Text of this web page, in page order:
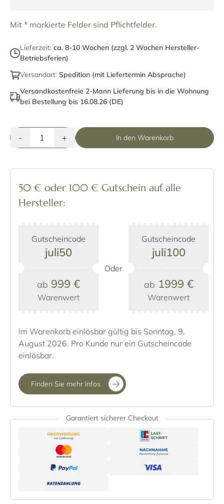
Mit * markierte Felder sind Pflichtfelder.
Lieferzeit: ca. 8-10 Wochen (zzgl. 2 Wochen Hersteller-
Betriebsferien)
Versandart: Spedition (mit Liefertermin Absprache)
Versandkostenfreie 2-Mann Lieferung bis in die Wohnung
bei Bestellung bis 16.08.26 (DE)
- + In den Warenkorb
50 € oder 100 € Gutschein auf alle
Hersteller:
Gutscheincode
juli50
ab 999 €
Warenwert
Oder
Gutscheincode
juli100
ab 1999 €
Warenwert
Im Warenkorb einlösbar gültig bis Sonntag, 9.
August 2026. Pro Kunde nur ein Gutscheincode
einlösbar.
Finden Sie mehr Infos
Garantiert sicherer Checkout